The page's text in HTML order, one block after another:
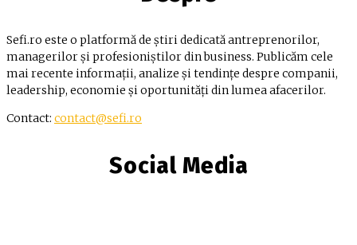
Sefi.ro este o platformă de știri dedicată antreprenorilor,
managerilor și profesioniștilor din business. Publicăm cele
mai recente informații, analize și tendințe despre companii,
leadership, economie și oportunități din lumea afacerilor.
Contact: contact@sefi.ro
Social Media